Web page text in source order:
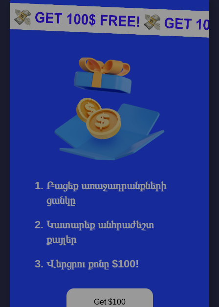
Բացեք առաջադրանքների
ցանկը
Կատարեք անհրաժեշտ
քայլեր
Վերցրու քոնը $100!
Get $100